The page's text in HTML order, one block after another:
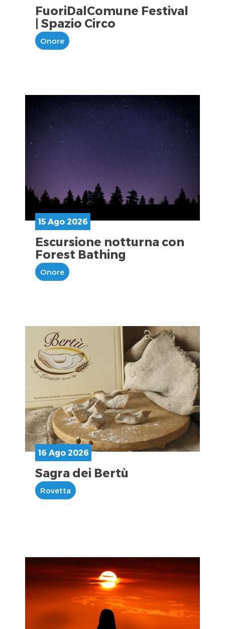
FuoriDalComune Festival
| Spazio Circo
Onore
15 Ago 2026
Escursione notturna con
Forest Bathing
Onore
16 Ago 2026
Sagra dei Bertù
Rovetta